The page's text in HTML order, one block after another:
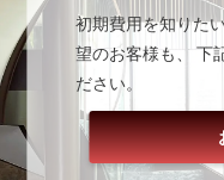
初期費用を知りた
望のお客様も、 下
ださい。